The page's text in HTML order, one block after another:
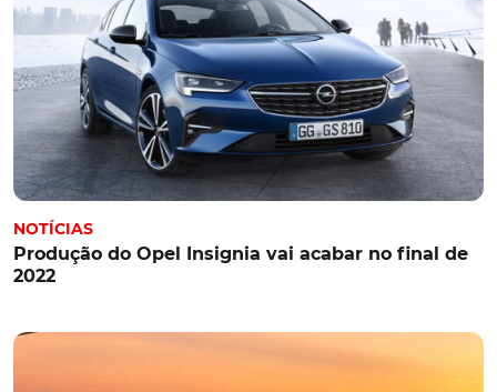
NOTÍCIAS
Produção do Opel Insignia vai acabar no final de
2022